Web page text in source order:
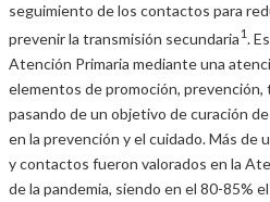
seguimiento de los contactos para
prevenir la transmisión secundaria1.
Atención Primaria mediante una
elementos de promoción,
pasando de un objetivo de curación
en la prevención y el cuidado. Más de
y contactos fueron valorados en la
de la pandemia, siendo en el 80-85%